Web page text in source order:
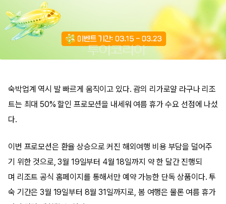
숙박업계 역시 발 빠르게 움직이고 있다. 괌의 리가로얄 라구나 리조
트는 최대 50% 할인 프로모션을 내세워 여름 휴가 수요 선점에 나섰
다.
이번 프로모션은 환율 상승으로 커진 해외여행 비용 부담을 덜어주
기 위한 것으로, 3월 19일부터 4월 18일까지 약 한 달간 진행되
며 리조트 공식 홈페이지를 통해서만 예약 가능한 단독 상품이다. 투
숙 기간은 3월 19일부터 8월 31일까지로, 봄 여행은 물론 여름 휴가